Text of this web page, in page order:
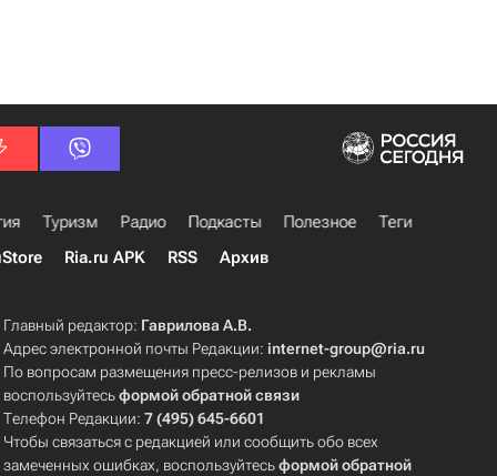
Туризм Радио Подкасты Полезное
Теги
Ria.ru APK RSS Архив
Главный редактор: Гаврилова А.В.
Адрес электронной почты Редакции:internet-group@ria.ru
По вопросам размещения пресс-релизов и рекламы
воспользуйтесьформой обратной связи
Телефон Редакции:7 (495) 645-6601
Чтобы связаться с редакцией или сообщить обо всех
замеченных ошибках, воспользуйтесьформой обратной